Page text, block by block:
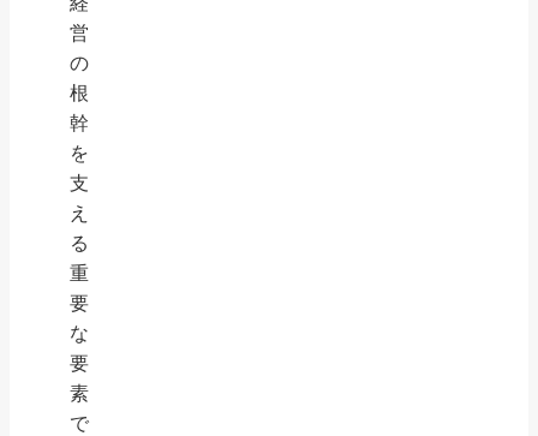
営
の
根
幹
を
支
え
る
重
要
な
要
素
で